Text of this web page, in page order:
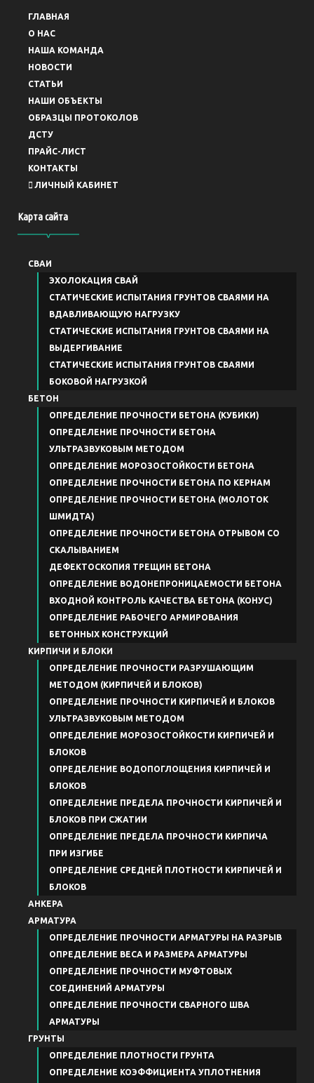
ГЛАВНАЯ
O НАС
НАША КОМАНДА
НОВОСТИ
СТАТЬИ
НАШИ ОБЪЕКТЫ
ОБРАЗЦЫ ПРОТОКОЛОВ
ДСТУ
ПРАЙС-ЛИСТ
КОНТАКТЫ
ЛИЧНЫЙ КАБИНЕТ
Карта сайта
СВАИ
ЭХОЛОКАЦИЯ СВАЙ
СТАТИЧЕСКИЕ ИСПЫТАНИЯ ГРУНТОВ СВАЯМИ НА
ВДАВЛИВАЮЩУЮ НАГРУЗКУ
СТАТИЧЕСКИЕ ИСПЫТАНИЯ ГРУНТОВ СВАЯМИ НА
ВЫДЕРГИВАНИЕ
СТАТИЧЕСКИЕ ИСПЫТАНИЯ ГРУНТОВ СВАЯМИ
БОКОВОЙ НАГРУЗКОЙ
БЕТОН
ОПРЕДЕЛЕНИЕ ПРОЧНОСТИ БЕТОНА (КУБИКИ)
ОПРЕДЕЛЕНИЕ ПРОЧНОСТИ БЕТОНА
УЛЬТРАЗВУКОВЫМ МЕТОДОМ
ОПРЕДЕЛЕНИЕ МОРОЗОСТОЙКОСТИ БЕТОНА
ОПРЕДЕЛЕНИЕ ПРОЧНОСТИ БЕТОНА ПО КЕРНАМ
ОПРЕДЕЛЕНИЕ ПРОЧНОСТИ БЕТОНА (МОЛОТОК
ШМИДТА)
ОПРЕДЕЛЕНИЕ ПРОЧНОСТИ БЕТОНА ОТРЫВОМ СО
СКАЛЫВАНИЕМ
ДЕФЕКТОСКОПИЯ ТРЕЩИН БЕТОНА
ОПРЕДЕЛЕНИЕ ВОДОНЕПРОНИЦАЕМОСТИ БЕТОНА
ВХОДНОЙ КОНТРОЛЬ КАЧЕСТВА БЕТОНА (КОНУС)
ОПРЕДЕЛЕНИЕ РАБОЧЕГО АРМИРОВАНИЯ
БЕТОННЫХ КОНСТРУКЦИЙ
КИРПИЧИ И БЛОКИ
ОПРЕДЕЛЕНИЕ ПРОЧНОСТИ РАЗРУШАЮЩИМ
МЕТОДОМ (КИРПИЧЕЙ И БЛОКОВ)
ОПРЕДЕЛЕНИЕ ПРОЧНОСТИ КИРПИЧЕЙ И БЛОКОВ
УЛЬТРАЗВУКОВЫМ МЕТОДОМ
ОПРЕДЕЛЕНИЕ МОРОЗОСТОЙКОСТИ КИРПИЧЕЙ И
БЛОКОВ
ОПРЕДЕЛЕНИЕ ВОДОПОГЛОЩЕНИЯ КИРПИЧЕЙ И
БЛОКОВ
ОПРЕДЕЛЕНИЕ ПРЕДЕЛА ПРОЧНОСТИ КИРПИЧЕЙ И
БЛОКОВ ПРИ СЖАТИИ
ОПРЕДЕЛЕНИЕ ПРЕДЕЛА ПРОЧНОСТИ КИРПИЧА
ПРИ ИЗГИБЕ
ОПРЕДЕЛЕНИЕ СРЕДНЕЙ ПЛОТНОСТИ КИРПИЧЕЙ И
БЛОКОВ
АНКЕРА
АРМАТУРА
ОПРЕДЕЛЕНИЕ ПРОЧНОСТИ АРМАТУРЫ НА РАЗРЫВ
ОПРЕДЕЛЕНИЕ ВЕСА И РАЗМЕРА АРМАТУРЫ
ОПРЕДЕЛЕНИЕ ПРОЧНОСТИ МУФТОВЫХ
СОЕДИНЕНИЙ АРМАТУРЫ
ОПРЕДЕЛЕНИЕ ПРОЧНОСТИ СВАРНОГО ШВА
АРМАТУРЫ
ГРУНТЫ
ОПРЕДЕЛЕНИЕ ПЛОТНОСТИ ГРУНТА
ОПРЕДЕЛЕНИЕ КОЭФФИЦИЕНТА УПЛОТНЕНИЯ